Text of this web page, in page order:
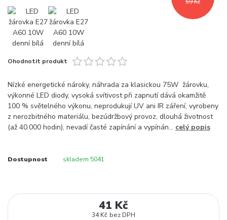
59 Kč
Ohodnotit produkt
Nízké energetické nároky, náhrada za klasickou 75W žárovku,
výkonné LED diody, vysoká svítivost při zapnutí dává okamžitě
100 % světelného výkonu, neprodukují UV ani IR záření, vyrobeny
z nerozbitného materiálu, bezúdržbový provoz, dlouhá životnost
(až 40.000 hodin), nevadí časté zapínání a vypínán... celý popis
Dostupnost skladem 5041
41 Kč
34 Kč bez DPH